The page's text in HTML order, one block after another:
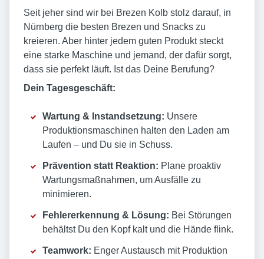
Seit jeher sind wir bei Brezen Kolb stolz darauf, in
Nürnberg die besten Brezen und Snacks zu
kreieren. Aber hinter jedem guten Produkt steckt
eine starke Maschine und jemand, der dafür sorgt,
dass sie perfekt läuft. Ist das Deine Berufung?
Dein Tagesgeschäft:
Wartung & Instandsetzung: Unsere
Produktionsmaschinen halten den Laden am
Laufen – und Du sie in Schuss.
Prävention statt Reaktion: Plane proaktiv
Wartungsmaßnahmen, um Ausfälle zu
minimieren.
Fehlererkennung & Lösung: Bei Störungen
behältst Du den Kopf kalt und die Hände flink.
Teamwork: Enger Austausch mit Produktion